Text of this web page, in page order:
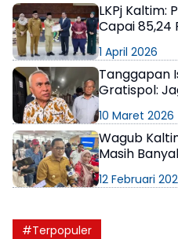
LKPj
Capai 85,24
1 April 2026
Tanggapan
Gratispol:
10 Maret 2026
Wagub
Masih
12 Februari
#Terpopuler